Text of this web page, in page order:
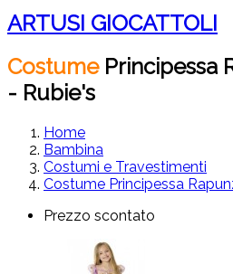
ARTUSI GIOCATTOLI
Costume Principessa
- Rubie's
Home
Bambina
Costumi e Travestimenti
Costume Principessa
Prezzo scontato